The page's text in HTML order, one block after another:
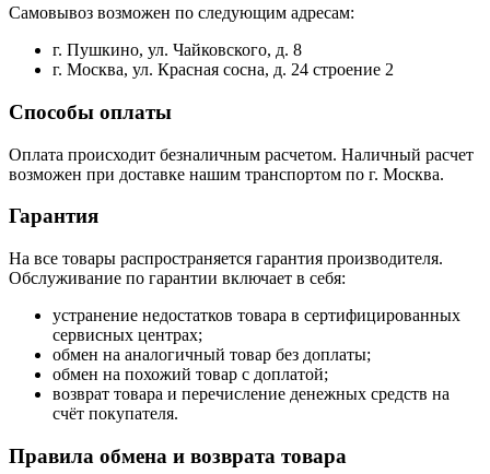
Самовывоз возможен по следующим адресам:
г. Пушкино, ул. Чайковского, д. 8
г. Москва, ул. Красная сосна, д. 24 строение 2
Способы оплаты
Оплата происходит безналичным расчетом. Наличный расчет
возможен при доставке нашим транспортом по г. Москва.
Гарантия
На все товары распространяется гарантия производителя.
Обслуживание по гарантии включает в себя:
устранение недостатков товара в сертифицированных
сервисных центрах;
обмен на аналогичный товар без доплаты;
обмен на похожий товар с доплатой;
возврат товара и перечисление денежных средств на
счёт покупателя.
Правила обмена и возврата товара